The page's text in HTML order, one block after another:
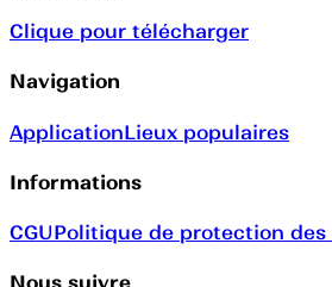
Clique pour télécharger
Navigation
ApplicationLieux populaires
Informations
CGUPolitique de protection des